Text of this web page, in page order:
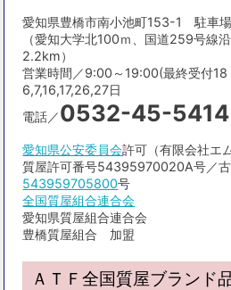
愛知県豊橋市南小池町153-1 駐車
（愛知大学北100ｍ、国道259号線
2.2km）
営業時間／9:00～19:00(最終受付
6,7,16,17,26,27日
電話／0532-45-5414
愛知県公安委員会許可（有限会社エ
質屋許可番号54395970020A号／
543959705800号
全国質屋組合連合会
愛知県質屋組合連合会
豊橋質屋組合 加盟
ＡＴＦ全国質屋ブランド